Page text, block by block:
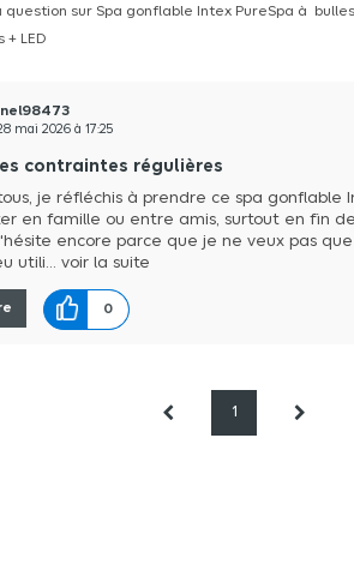
question sur Spa gonflable Intex PureSpa à
+ LED
mai 2026 à17:25
contraintes régulières
je réfléchis à prendre ce spa gonflable
en famille ou entre amis, surtout en fin
encore parce que je ne veux pas
utili...voir la suite
0
1